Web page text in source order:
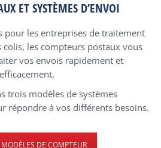
ET SYSTÈMES D’ENVOI
pour les entreprises de traitement
les compteurs postaux vous
vos envois rapidement et
efficacement.
trois modèles de systèmes
répondre à vos différents besoins.
DE COMPTEUR